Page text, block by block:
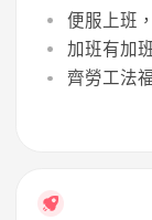
便服上班
加班有加
齊勞工法